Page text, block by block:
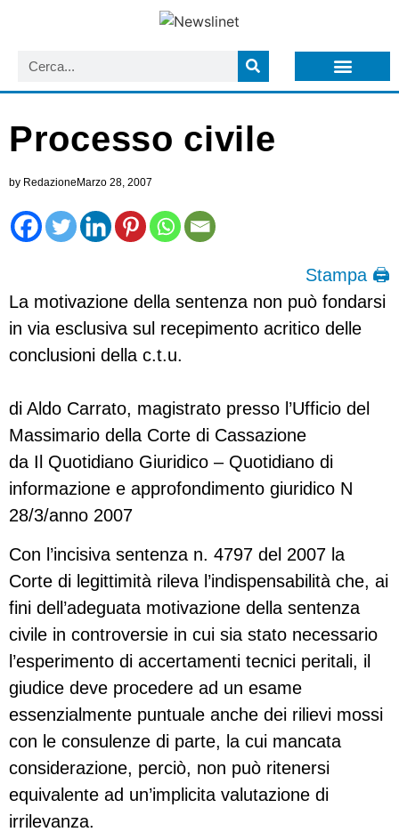
Processo civile
by RedazioneMarzo 28, 2007
Stampa 🖨
La motivazione della sentenza non può fondarsi
in via esclusiva sul recepimento acritico delle
conclusioni della c.t.u.
di Aldo Carrato, magistrato presso l’Ufficio del
Massimario della Corte di Cassazione
da Il Quotidiano Giuridico – Quotidiano di
informazione e approfondimento giuridico N
28/3/anno 2007
Con l’incisiva sentenza n. 4797 del 2007 la
Corte di legittimità rileva l’indispensabilità che, ai
fini dell’adeguata motivazione della sentenza
civile in controversie in cui sia stato necessario
l’esperimento di accertamenti tecnici peritali, il
giudice deve procedere ad un esame
essenzialmente puntuale anche dei rilievi mossi
con le consulenze di parte, la cui mancata
considerazione, perciò, non può ritenersi
equivalente ad un’implicita valutazione di
irrilevanza.